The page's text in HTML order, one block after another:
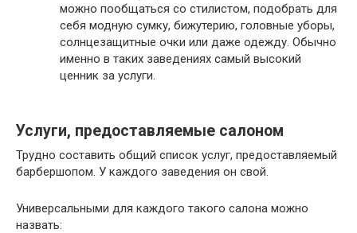
можно пообщаться со стилистом, подобрать для
себя модную сумку, бижутерию, головные уборы,
солнцезащитные очки или даже одежду. Обычно
именно в таких заведениях самый высокий
ценник за услуги.
Услуги, предоставляемые салоном
Трудно составить общий список услуг, предоставляемый
барбершопом. У каждого заведения он свой.
Универсальными для каждого такого салона можно
назвать: